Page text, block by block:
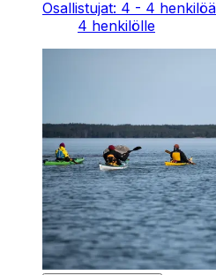
Osallistujat: 4 - 4 henkilöä
4 henkilölle